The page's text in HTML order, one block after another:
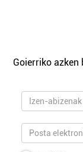
Goierriko